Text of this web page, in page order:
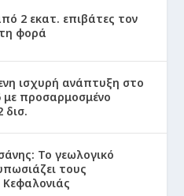
2 εκατ. επιβάτες τον
φορά
ισχυρή ανάπτυξη στο
με προσαρμοσμένο
δισ.
Το γεωλογικό
τους
Κεφαλονιάς